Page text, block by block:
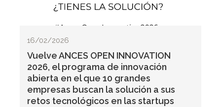
16/02/2026
Vuelve ANCES OPEN INNOVATION
2026, el programa de innovación
abierta en el que 10 grandes
empresas buscan la solución a sus
retos tecnológicos en las startups